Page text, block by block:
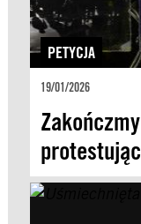
PETYCJA
19/01/2026